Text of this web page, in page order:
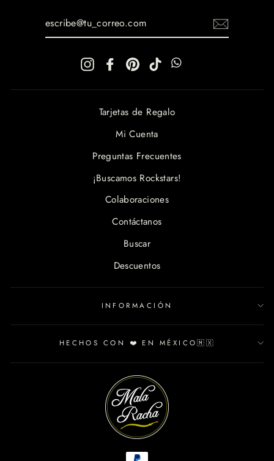
InstagramFacebookPinterestTikTok
Tarjetas de Regalo
Mi Cuenta
Preguntas Frecuentes
¡Buscamos Rockstars!
Colaboraciones
Contáctanos
Buscar
Descuentos
INFORMACIÓN
HECHOS CON ❤️ EN MÉXICO🇲🇽